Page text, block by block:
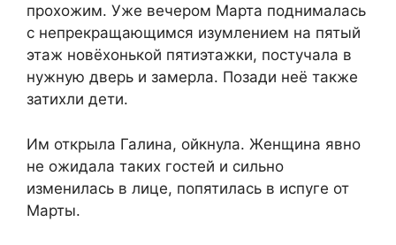
прохожим. Уже вечером Марта поднималась
с непрекращающимся изумлением на пятый
этаж новёхонькой пятиэтажки, постучала в
нужную дверь и замерла. Позади неё также
затихли дети.
Им открыла Галина, ойкнула. Женщина явно
не ожидала таких гостей и сильно
изменилась в лице, попятилась в испуге от
Марты.